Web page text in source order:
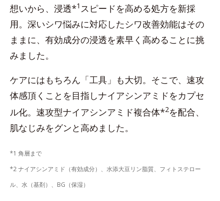
想いから、浸透*1 スピードを高める処方を新採
用。深いシワ悩みに対応したシワ改善効能はその
ままに、有効成分の浸透を素早く高めることに挑
みました。
ケアにはもちろん「工具」も大切。そこで、速攻
体感頂くことを目指しナイアシンアミドをカプセ
ル化。速攻型ナイアシンアミド複合体*2を配合、
肌なじみをグンと高めました。
*1 角層まで
*2 ナイアシンアミド（有効成分）、水添大豆リン脂質、フィトステロー
ル、水（基剤）、BG（保湿）